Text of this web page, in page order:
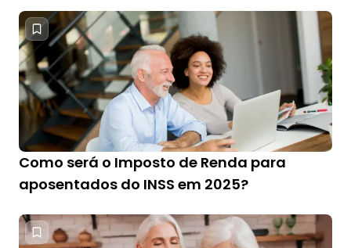
Como será o Imposto de Renda para
aposentados do INSS em 2025?